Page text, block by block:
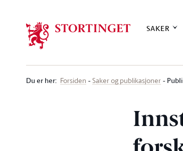
SAKER
Du er her: Forsiden Saker og publikasjoner